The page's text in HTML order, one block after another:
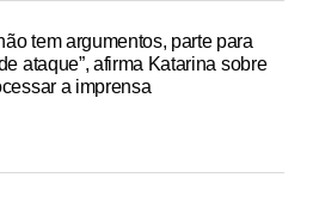
tem argumentos, parte para
ataque”, afirma Katarina sobre
a imprensa